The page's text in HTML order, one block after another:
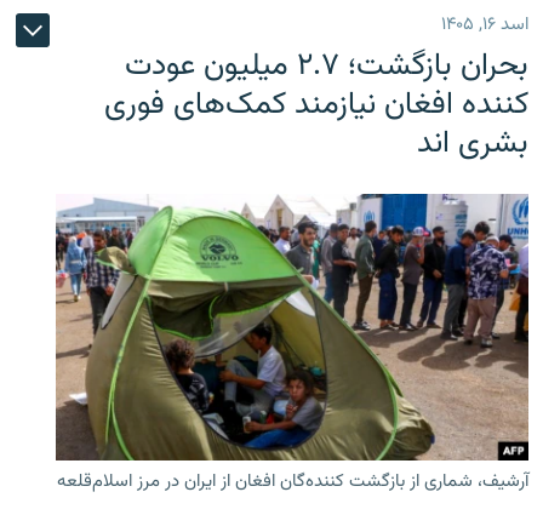
اسد ۱۶, ۱۴۰۵
بحران بازگشت؛ ۲.۷ میلیون عودت
کننده افغان نیازمند کمک‌های فوری
بشری اند
آرشیف، شماری از بازگشت کننده‌گان افغان از ایران در مرز اسلام‌قلعه